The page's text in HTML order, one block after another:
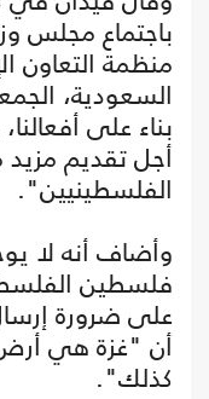
باجتماع مجلس
منظمة التعاون
السعودية،
بناء على
أجل تقديم مزيد
الفلسطينيين".
وأضاف أنه لا
فلسطين
على ضرورة
أن "غزة هي
كذلك".